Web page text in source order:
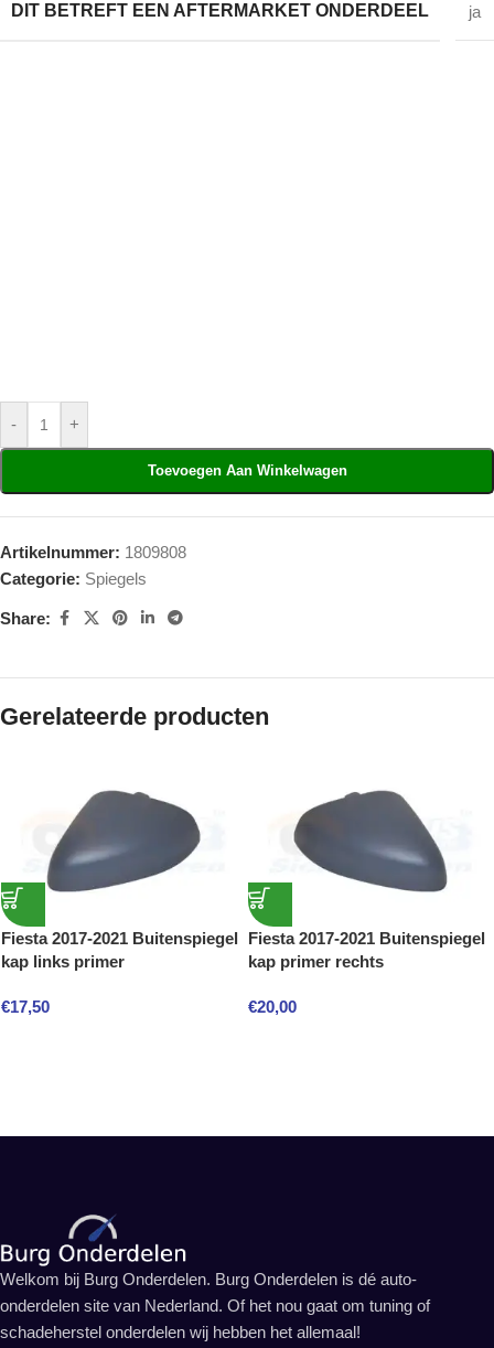
DIT BETREFT EEN AFTERMARKET ONDERDEEL ja
- +
Toevoegen Aan Winkelwagen
Artikelnummer: 1809808
Categorie: Spiegels
Share:
Gerelateerde producten
Fiesta 2017-2021 Buitenspiegel
kap links primer
€17,50
Fiesta 2017-2021 Buitenspiegel
kap primer rechts
€20,00
Welkom bij Burg Onderdelen. Burg Onderdelen is dé auto-
onderdelen site van Nederland. Of het nou gaat om tuning of
schadeherstel onderdelen wij hebben het allemaal!